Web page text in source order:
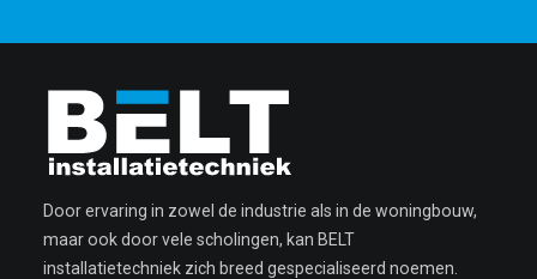
Door ervaring in zowel de industrie als in de woningbouw,
maar ook door vele scholingen, kan BELT
installatietechniek zich breed gespecialiseerd noemen.